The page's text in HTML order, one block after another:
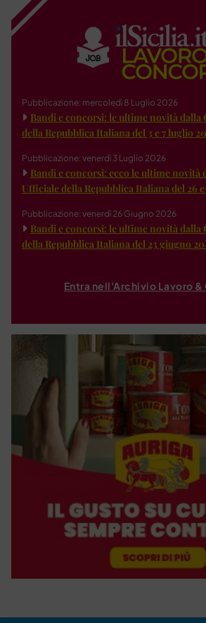
Pubblicazione: mercoledì 8 Luglio 2026
Bandi e concorsi: le ultime novità dalla
della Repubblica Italiana del 3 e 7 luglio
Pubblicazione: venerdì 3 Luglio 2026
Bandi e concorsi: ecco le ultime novità
Ufficiale della Repubblica Italiana del 26
Pubblicazione: venerdì 26 Giugno 2026
Bandi e concorsi: le ultime novità dalla
della Repubblica Italiana del 23 giugno
Entra nell'Archivio Lavoro &